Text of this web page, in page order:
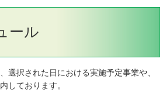
ール
選択された日における実施予定事業や、
しております。